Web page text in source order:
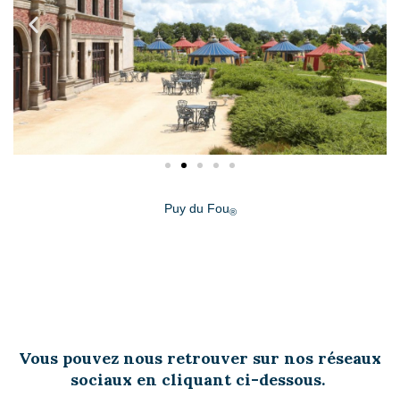
Puy du Fou®
Vous pouvez nous retrouver sur nos réseaux
sociaux en cliquant ci-dessous.